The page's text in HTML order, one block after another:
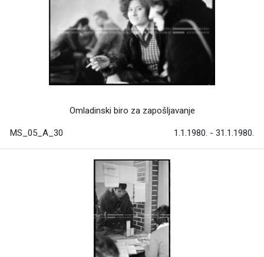
Omladinski biro za zapošljavanje
MS_05_A_30 1.1.1980. - 31.1.1980.